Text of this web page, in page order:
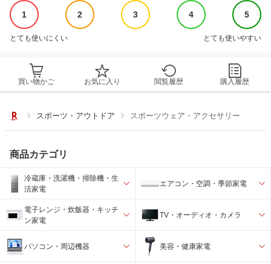
1 2 3 4 5
とても使いにくい とても使いやすい
買い物かご お気に入り 閲覧履歴 購入履歴
スポーツ・アウトドア スポーツウェア・アクセサリー
商品カテゴリ
冷蔵庫・洗濯機・掃除機・生
活家電
エアコン・空調・季節家電
電子レンジ・炊飯器・キッチ
ン家電
TV・オーディオ・カメラ
パソコン・周辺機器 美容・健康家電